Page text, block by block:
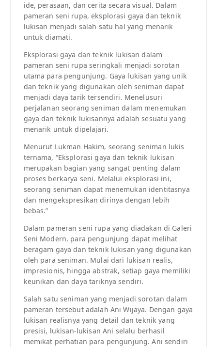
ide, perasaan, dan cerita secara visual. Dalam
pameran seni rupa, eksplorasi gaya dan teknik
lukisan menjadi salah satu hal yang menarik
untuk diamati.
Eksplorasi gaya dan teknik lukisan dalam
pameran seni rupa seringkali menjadi sorotan
utama para pengunjung. Gaya lukisan yang unik
dan teknik yang digunakan oleh seniman dapat
menjadi daya tarik tersendiri. Menelusuri
perjalanan seorang seniman dalam menemukan
gaya dan teknik lukisannya adalah sesuatu yang
menarik untuk dipelajari.
Menurut Lukman Hakim, seorang seniman lukis
ternama, “Eksplorasi gaya dan teknik lukisan
merupakan bagian yang sangat penting dalam
proses berkarya seni. Melalui eksplorasi ini,
seorang seniman dapat menemukan identitasnya
dan mengekspresikan dirinya dengan lebih
bebas.”
Dalam pameran seni rupa yang diadakan di Galeri
Seni Modern, para pengunjung dapat melihat
beragam gaya dan teknik lukisan yang digunakan
oleh para seniman. Mulai dari lukisan realis,
impresionis, hingga abstrak, setiap gaya memiliki
keunikan dan daya tariknya sendiri.
Salah satu seniman yang menjadi sorotan dalam
pameran tersebut adalah Ani Wijaya. Dengan gaya
lukisan realisnya yang detail dan teknik yang
presisi, lukisan-lukisan Ani selalu berhasil
memikat perhatian para pengunjung. Ani sendiri